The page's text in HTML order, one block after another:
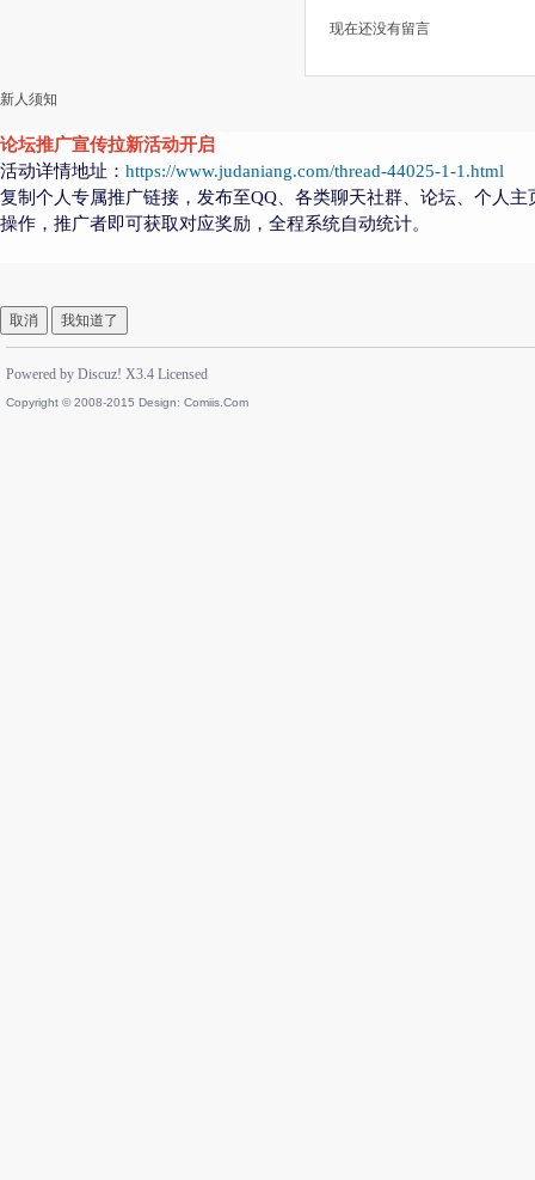
现在还没有留言
新人须知
论坛推广宣传拉新活动开启
活动详情地址： https://www.judaniang.com/thread-44025-1-1.html
复制个人专属推广链接，发布至QQ、各类聊天社群、论坛、个人
操作，推广者即可获取对应奖励，全程系统自动统计。
取消 我知道了
Powered by Discuz! X3.4 Licensed
Copyright © 2008-2015 Design: Comiis.Com